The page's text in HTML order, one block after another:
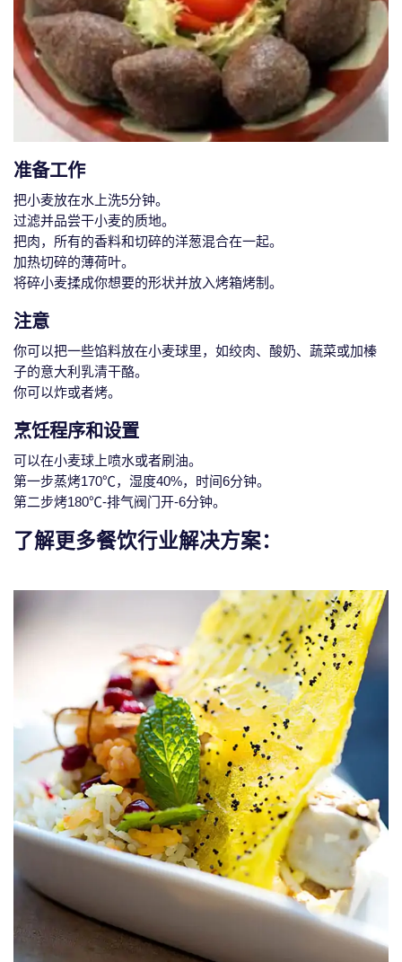
准备工作
把小麦放在水上洗5分钟。
过滤并品尝干小麦的质地。
把肉，所有的香料和切碎的洋葱混合在一起。
加热切碎的薄荷叶。
将碎小麦揉成你想要的形状并放入烤箱烤制。
注意
你可以把一些馅料放在小麦球里，如绞肉、酸奶、蔬菜或加榛
子的意大利乳清干酪。
你可以炸或者烤。
烹饪程序和设置
可以在小麦球上喷水或者刷油。
第一步蒸烤170℃，湿度40%，时间6分钟。
第二步烤180℃-排气阀门开-6分钟。
了解更多餐饮行业解决方案：